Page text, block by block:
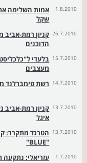
1.8.2010
שקל
26.7.2010 קניון רמת-
הדוכנים
15.7.2010 בלעדי
מעצבים
14.7.2010 רשת טימברלנד
13.7.2010 קניון רמת-אביב
איגל
13.7.2010 הטרנד מתקרר:
"BLUE"
1.7.2010 עזריאלי: נתקעה